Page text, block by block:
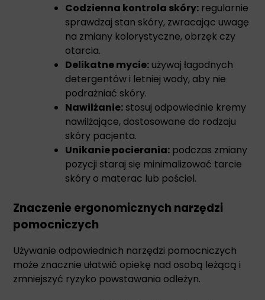
Codzienna kontrola skóry: regularnie
sprawdzaj stan skóry, zwracając uwagę
na zmiany kolorystyczne, obrzęk czy
otarcia.
Delikatne mycie:używaj łagodnych
detergentów i letniej wody, aby nie
podrażniać skóry.
Nawilżanie:stosuj odpowiednie kremy
nawilżające, dostosowane do rodzaju
skóry pacjenta.
Unikanie pocierania: podczas zmiany
pozycji staraj się minimalizować tarcie
skóry o materac lub pościel.
Znaczenie ergonomicznych narzędzi
pomocniczych
Używanie odpowiednich narzędzi pomocniczych
może znacznie ułatwić opiekę nad osobą leżącą i
zmniejszyć ryzyko powstawania odleżyn.